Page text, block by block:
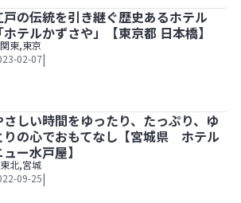
ぐ歴史あるホテル「ホテルかずさや」
戸の伝統を引き継ぐ歴史あるホテル
「ホテルかずさや」【東京都 日本橋】
関東,東京
02-07|
たり、たっぷり、ゆとりの心でおもて
さしい時間をゆったり、たっぷり、ゆ
りの心でおもてなし【宮城県 ホテル
ュー水戸屋】
東北,宮城
09-25|